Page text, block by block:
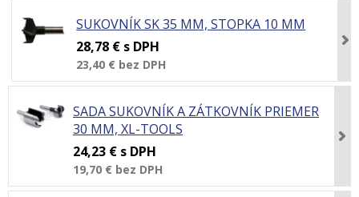
SUKOVNÍK SK 35 MM, STOPKA 10 MM
28,78 € s DPH
23,40 € bez DPH
SADA SUKOVNÍK A ZÁTKOVNÍK PRIEMER
30 MM, XL-TOOLS
24,23 € s DPH
19,70 € bez DPH